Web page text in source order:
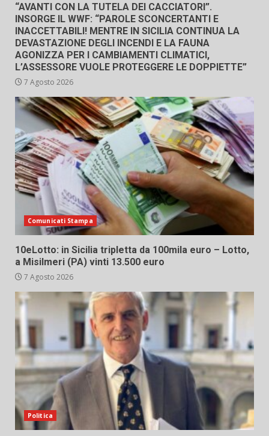
“AVANTI CON LA TUTELA DEI CACCIATORI”.
INSORGE IL WWF: “PAROLE SCONCERTANTI E
INACCETTABILI! MENTRE IN SICILIA CONTINUA LA
DEVASTAZIONE DEGLI INCENDI E LA FAUNA
AGONIZZA PER I CAMBIAMENTI CLIMATICI,
L’ASSESSORE VUOLE PROTEGGERE LE DOPPIETTE”
7 Agosto 2026
Comunicati Stampa
10eLotto: in Sicilia tripletta da 100mila euro – Lotto,
a Misilmeri (PA) vinti 13.500 euro
7 Agosto 2026
Politica